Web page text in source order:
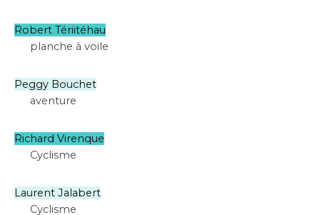
Robert Tériitéhau
planche à voile
Peggy Bouchet
aventure
Richard Virenque
Cyclisme
Laurent Jalabert
Cyclisme